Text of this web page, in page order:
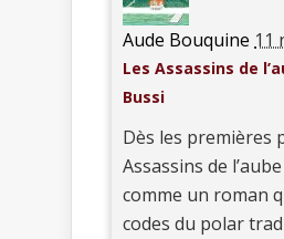
Aude Bouquine 11
Les Assassins de
Bussi
Dès les premières
Assassins de
comme un roman
codes du polar